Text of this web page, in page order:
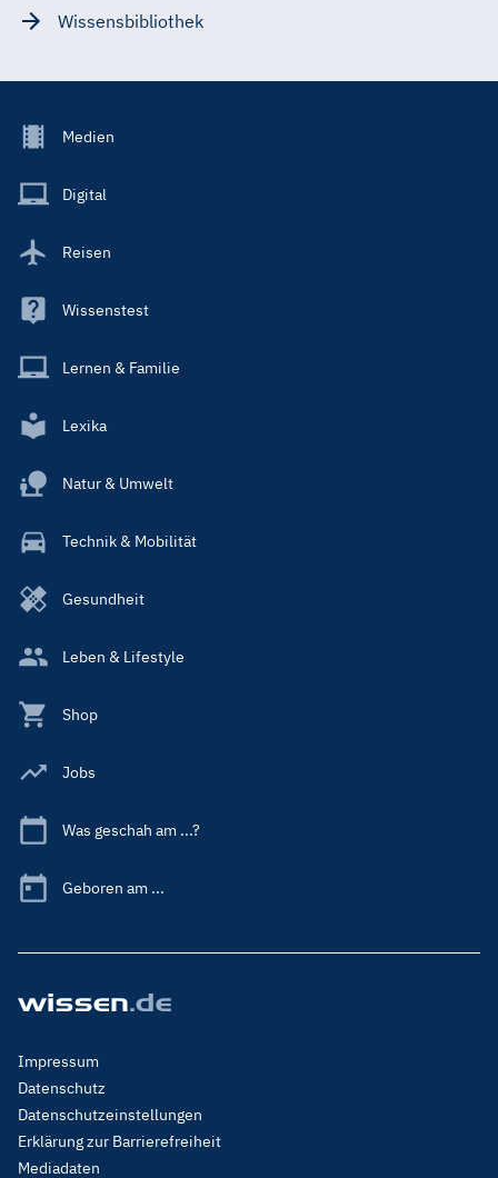
Wissensbibliothek
Footer
Main
Medien
Digital
Reisen
Wissenstest
Lernen & Familie
Lexika
Natur & Umwelt
Technik & Mobilität
Gesundheit
Leben & Lifestyle
Shop
Jobs
Was geschah am ...?
Geboren am ...
Footer
Menu
Legal
Impressum
Datenschutz
Datenschutzeinstellungen
Erklärung zur Barrierefreiheit
Mediadaten